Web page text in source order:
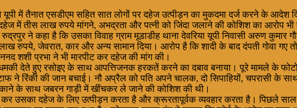
में तैनात एसडीएम सहित सात लोगों पर दहेज उत्पीड़न का मुकदमा दर्ज करने के आदेश
में तीस लाख रुपये मांगने, अभद्रता और पत्नी को जिंदा जलाने की कोशिश का आरोप भी
रुद्रपुर ने कहा है कि उसका विवाह ग्राम मूडाडीह थाना देवरिया यूपी निवासी अरुण
रुपये, जेवरात, कार और अन्य सामान दिया। आरोप है कि शादी के बाद दंपती गोवा गए
शशी प्रभा ने भी मारपीट कर दहेज की मांग की।
देते हुए रसोइए के साथ आपत्तिजनक हरकतें करने का दबाव बनाया। पूरे मामले के
ने रिंकी की जान बचाई। नौ अप्रैल को पति अपने चालक, दो सिपाहियों, चपरासी
के साथ जबरन गाड़ी में खींचकर ले जाने की कोशिश की थी।
उसका दहेज के लिए उत्पीड़न करता है और क्रूरतापूर्वक व्यवहार करता है। पिछले